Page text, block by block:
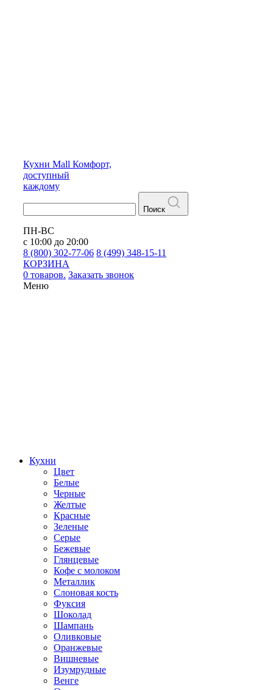
Кухни Mall Комфорт,
доступный
каждому
Поиск
ПН-ВС
с 10:00 до 20:00
8 (800) 302-77-06 8 (499) 348-15-11
КОРЗИНА
0 товаров. Заказать звонок
Меню
Кухни
Цвет
Белые
Черные
Желтые
Красные
Зеленые
Серые
Бежевые
Глянцевые
Кофе с молоком
Металлик
Слоновая кость
Фуксия
Шоколад
Шампань
Оливковые
Оранжевые
Вишневые
Изумрудные
Венге